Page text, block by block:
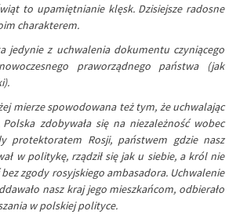
to upamiętnianie klęsk. Dzisiejsze radosne
charakterem.
jedynie z uchwalenia dokumentu czyniącego
praworządnego państwa (jak
mierze spowodowana też tym, że uchwalając
zdobywała się na niezależność wobec
protektoratem Rosji, państwem gdzie nasz
w politykę, rządził się jak u siebie, a król nie
zgody rosyjskiego ambasadora. Uchwalenie
nasz kraj jego mieszkańcom, odbierało
w polskiej polityce.